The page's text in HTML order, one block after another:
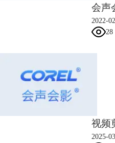
会影x10不支持XP系统，所以如果
3、安装前看好自己的电脑位数，下
能安装64位的会声会影软件；
配置不是特别高的话会非常卡
没有问题的。
会声
2022-
28
2025-